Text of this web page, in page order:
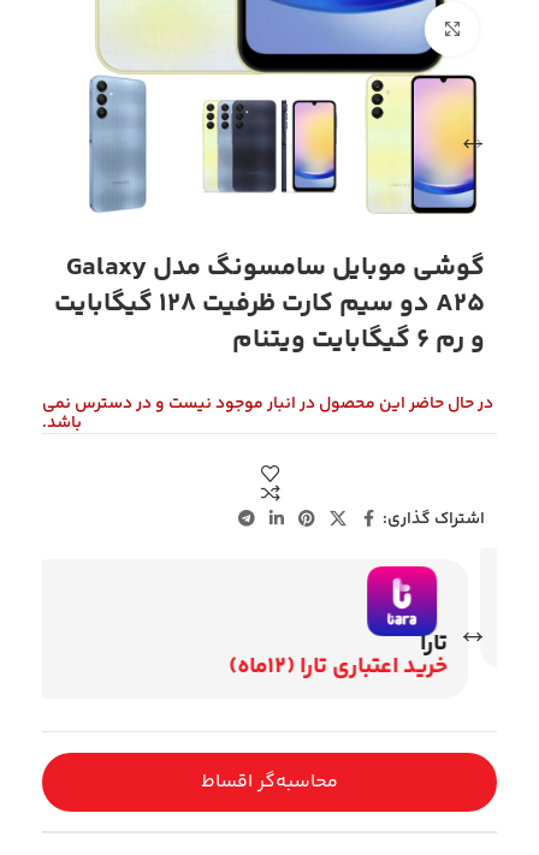
بزرگنمایی تصویر
گوشی موبایل سامسونگ مدل Galaxy
A25 دو سیم کارت ظرفیت 128 گیگابایت
و رم 6 گیگابایت ویتنام
در حال حاضر این محصول در انبار موجود نیست و در دسترس نمی
باشد.
اشتراک گذاری:
تارا
خرید اعتباری تارا (12ماه)
محاسبه‌گر اقساط